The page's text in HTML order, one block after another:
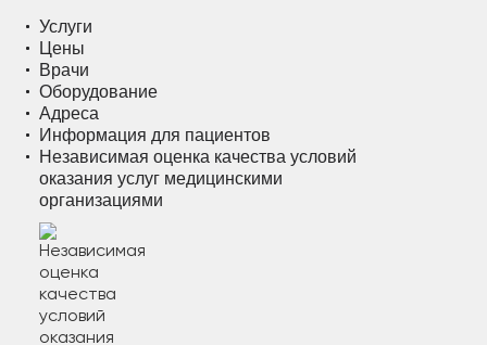
Услуги
Цены
Врачи
Оборудование
Адреса
Информация для пациентов
Независимая оценка качества условий
оказания услуг медицинскими
организациями